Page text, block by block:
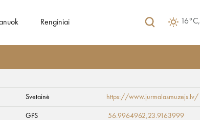
Renginiai 16°C,
atviru dangumi
Svetainė https://www.jurmalasmuzejs.lv/
GPS 56.9964962,23.9163999